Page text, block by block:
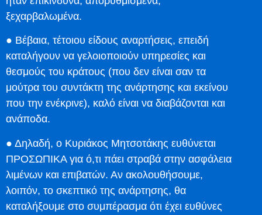
ξεχαρβαλωμένα.
● Βέβαια, τέτοιου είδους αναρτήσεις, επειδή
καταλήγουν να γελοιοποιούν υπηρεσίες και
θεσμούς του κράτους (που δεν είναι σαν τα
μούτρα του συντάκτη της ανάρτησης και εκείνου
που την ενέκρινε), καλό είναι να διαβάζονται και
ανάποδα.
● Δηλαδή, ο Κυριάκος Μητσοτάκης ευθύνεται
ΠΡΟΣΩΠΙΚΑ για ό,τι πάει στραβά στην ασφάλεια
λιμένων και επιβατών. Αν ακολουθήσουμε,
λοιπόν, το σκεπτικό της ανάρτησης, θα
καταλήξουμε στο συμπέρασμα ότι έχει ευθύνες